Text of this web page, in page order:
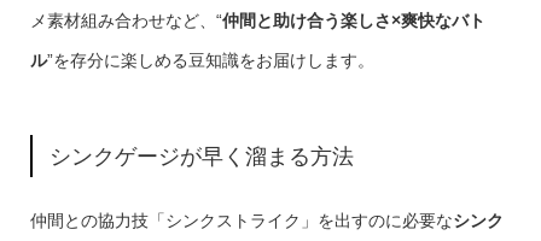
メ素材組み合わせなど、“仲間と助け合う楽しさ×爽快なバト
ル”を存分に楽しめる豆知識をお届けします。
シンクゲージが早く溜まる方法
仲間との協力技「シンクストライク」を出すのに必要なシンク